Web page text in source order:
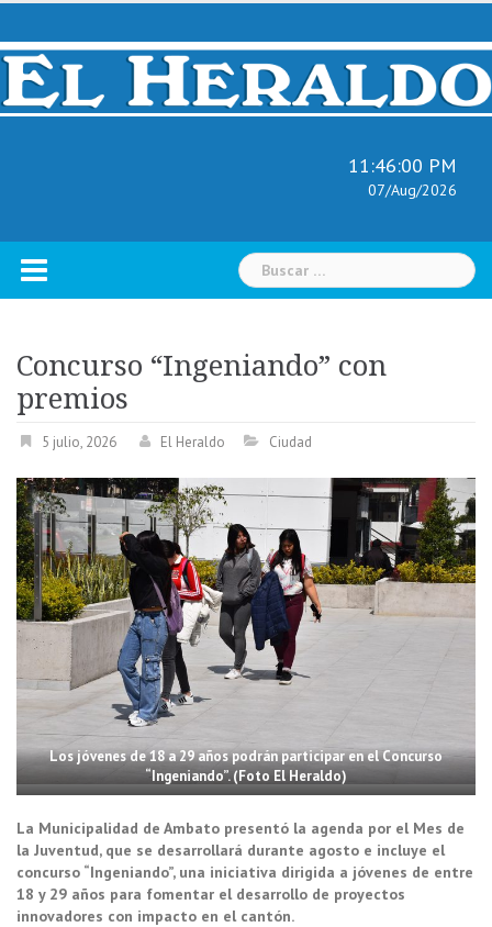
Skip
content
11:46:01 PM
07/Aug/2026
Buscar:
Concurso “Ingeniando” con
premios
5 julio, 2026 El Heraldo Ciudad
Los jóvenes de 18 a 29 años podrán participar en el Concurso
“Ingeniando”. (Foto El Heraldo)
La Municipalidad de Ambato presentó la agenda por el Mes de
la Juventud, que se desarrollará durante agosto e incluye el
concurso “Ingeniando”, una iniciativa dirigida a jóvenes de entre
18 y 29 años para fomentar el desarrollo de proyectos
innovadores con impacto en el cantón.